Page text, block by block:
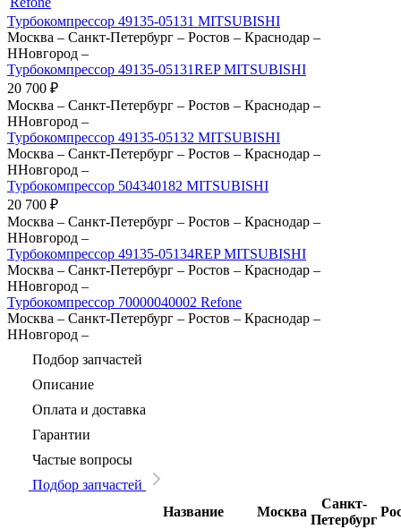
Турбокомпрессор 49135-05131 MITSUBISHI
Москва – Санкт-Петербург – Ростов – Краснодар –
ННовгород –
Турбокомпрессор 49135-05131REP MITSUBISHI
20 700 ₽
Москва – Санкт-Петербург – Ростов – Краснодар –
ННовгород –
Турбокомпрессор 49135-05132 MITSUBISHI
Москва – Санкт-Петербург – Ростов – Краснодар –
ННовгород –
Турбокомпрессор 504340182 MITSUBISHI
20 700 ₽
Москва – Санкт-Петербург – Ростов – Краснодар –
ННовгород –
Турбокомпрессор 49135-05134REP MITSUBISHI
Москва – Санкт-Петербург – Ростов – Краснодар –
ННовгород –
Турбокомпрессор 70000040002 Refone
Москва – Санкт-Петербург – Ростов – Краснодар –
ННовгород –
Подбор запчастей
Описание
Оплата и доставка
Гарантии
Частые вопросы
Подбор запчастей
Название
Москва
Санкт-
Петербург